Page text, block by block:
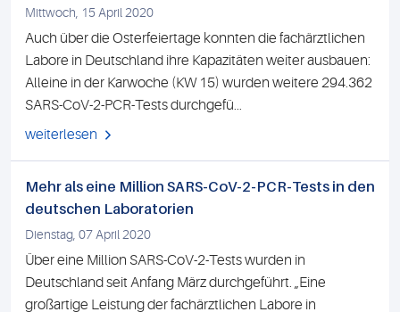
Mittwoch, 15 April 2020
Auch über die Osterfeiertage konnten die fachärztlichen
Labore in Deutschland ihre Kapazitäten weiter ausbauen:
Alleine in der Karwoche (KW 15) wurden weitere 294.362
SARS-CoV-2-PCR-Tests durchgefü...
weiterlesen
Mehr als eine Million SARS-CoV-2-PCR-Tests in den
deutschen Laboratorien
Dienstag, 07 April 2020
Über eine Million SARS-CoV-2-Tests wurden in
Deutschland seit Anfang März durchgeführt. „Eine
großartige Leistung der fachärztlichen Labore in